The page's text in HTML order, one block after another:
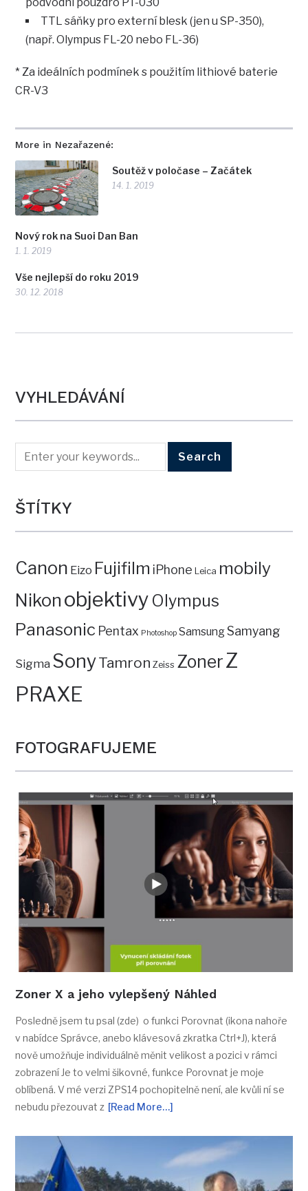
More in Nezařazené:
Soutěž v poločase – Začátek
14. 1. 2019
Nový rok na Suoi Dan Ban
1. 1. 2019
Vše nejlepší do roku 2019
30. 12. 2018
podvodní pouzdro PT-030
TTL sáňky pro externí blesk (jen u SP-350),
(např. Olympus FL-20 nebo FL-36)
* Za ideálních podmínek s použitím lithiové baterie
CR-V3
VYHLEDÁVÁNÍ
ŠTÍTKY
Canon Eizo Fujifilm iPhone Leica mobily
Nikon objektivy Olympus
Panasonic Pentax Photoshop SamsungSamyang
Sigma SonyTamron Zeiss ZonerZ
PRAXE
FOTOGRAFUJEME
Zoner X a jeho vylepšený Náhled
Posledně jsem tu psal (zde) o funkci Porovnat (ikona nahoře
v nabídce Správce, anebo klávesová zkratka Ctrl+J), která
nově umožňuje individuálně měnit velikost a pozici v rámci
zobrazení Je to velmi šikovné, funkce Porovnat je moje
oblíbená. V mé verzi ZPS14 pochopitelně není, ale kvůli ní se
nebudu přezouvat z [Read More…]